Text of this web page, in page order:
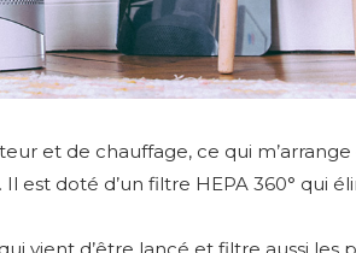
et de chauffage, ce qui
est doté d’un filtre HEPA 360° qui